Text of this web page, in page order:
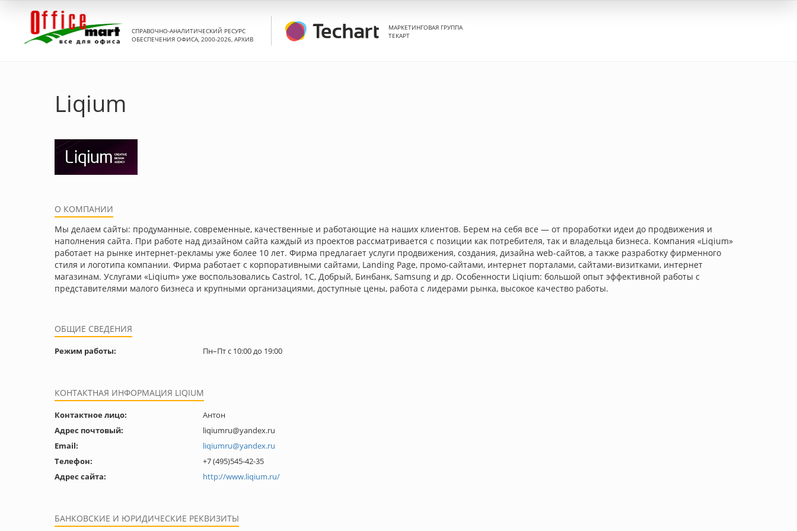
СПРАВОЧНО-АНАЛИТИЧЕСКИЙ РЕСУРС
ОБЕСПЕЧЕНИЯ ОФИСА, 2000-2026, АРХИВ
МАРКЕТИНГОВАЯ ГРУППА
ТЕКАРТ
Liqium
О КОМПАНИИ
Мы делаем сайты: продуманные, современные, качественные и работающие на наших клиентов. Берем на себя все — от проработки идеи до продвижения и
наполнения сайта. При работе над дизайном сайта каждый из проектов рассматривается с позиции как потребителя, так и владельца бизнеса. Компания «Liqium»
работает на рынке интернет-рекламы уже более 10 лет. Фирма предлагает услуги продвижения, создания, дизайна web-сайтов, а также разработку фирменного
стиля и логотипа компании. Фирма работает с корпоративными сайтами, Landing Page, промо-сайтами, интернет порталами, сайтами-визитками, интернет
магазинам. Услугами «Liqium» уже воспользовались Castrol, 1С, Добрый, Бинбанк, Samsung и др. Особенности Liqium: большой опыт эффективной работы с
представителями малого бизнеса и крупными организациями, доступные цены, работа с лидерами рынка, высокое качество работы.
ОБЩИЕ СВЕДЕНИЯ
Режим работы: Пн–Пт с 10:00 до 19:00
КОНТАКТНАЯ ИНФОРМАЦИЯ LIQIUM
Контактное лицо:
Антон
Адрес почтовый:
liqiumru@yandex.ru
Email:
liqiumru@yandex.ru
Телефон:
+7 (495)545-42-35
Адрес сайта:
http://www.liqium.ru/
БАНКОВСКИЕ И ЮРИДИЧЕСКИЕ РЕКВИЗИТЫ